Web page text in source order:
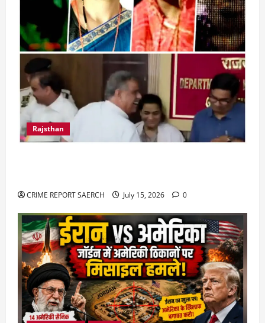
Rajsthan
CRIME REPORT SAERCH July 15, 2026 0